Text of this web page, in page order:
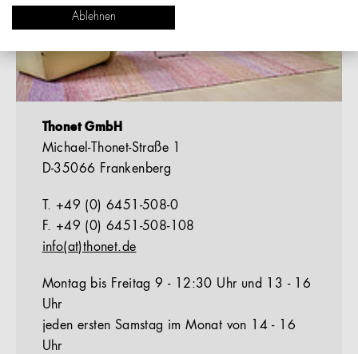
Thonet GmbH
Michael-Thonet-Straße 1
D-35066 Frankenberg
T. +49 (0) 6451-508-0
F. +49 (0) 6451-508-108
info(at)thonet.de
Montag bis Freitag 9 - 12:30 Uhr und 13 - 16
Uhr
jeden ersten Samstag im Monat von 14 - 16
Uhr
Ablehnen